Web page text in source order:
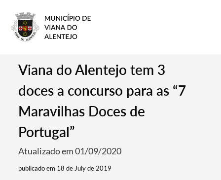
Viana do Alentejo tem 3
doces a concurso para as “7
Maravilhas Doces de
Portugal”
Atualizado em 01/09/2020
publicado em 18 de July de 2019